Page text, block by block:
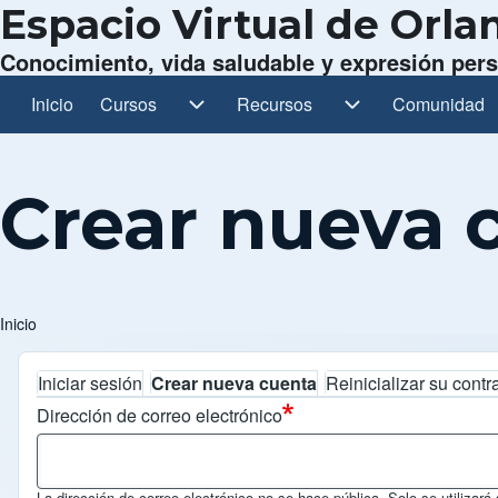
Espacio Virtual de
Conocimiento, vida saludable y expresión
Navegación principal
Inicio Cursos
Cursos sub-navegación
Recursos
Recursos sub-navegación
Comunidad
Comunidad
Crear nueva
Ruta de navegación
Inicio
Solapas principales
Iniciar sesión Crear nueva cuenta Reinicializar su
Dirección de correo electrónico